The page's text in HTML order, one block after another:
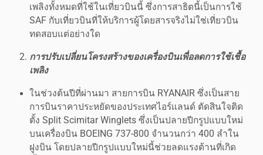
เพลิงทั้งหมดที่ใช้ในเที่ยวบินนี้ ซึ่งการสาธิตนี้เป็นการใช้
SAF กับเที่ยวบินที่ให้บริการผู้โดยสารจริงไม่ใช่เที่ยวบิน
ทดสอบแต่อย่างใด
การปรับเปลี่ยนโครงสร้างของเครื่องบินเพื่อลดการใช้เชื้อ
เพลิง
ในช่วงต้นปีที่ผ่านมา สายการบิน RYANAIR ซึ่งเป็นสาย
การบินราคาประหยัดของประเทศไอร์แลนด์ ตัดสินใจติด
ตั้ง Split Scimitar Winglets ซึ่งเป็นปลายปีกรูปแบบใหม่
บนเครื่องบิน BOEING 737-800 จำนวนกว่า 400 ลำใน
ฝูงบิน โดยปลายปีกรูปแบบใหม่นี้ช่วยลดแรงต้านที่เกิด